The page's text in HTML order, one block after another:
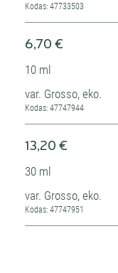
Kodas: 47733503
6,70 €
10 ml
var. Grosso, eko.
Kodas: 47747944
13,20 €
30 ml
var. Grosso, eko.
Kodas: 47747951